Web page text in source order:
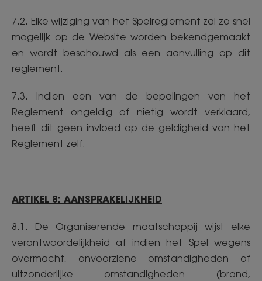
7.2. Elke wijziging van het Spelreglement zal zo snel
mogelijk op de Website worden bekendgemaakt
en wordt beschouwd als een aanvulling op dit
reglement.
7.3. Indien een van de bepalingen van het
Reglement ongeldig of nietig wordt verklaard,
heeft dit geen invloed op de geldigheid van het
Reglement zelf.
ARTIKEL 8: AANSPRAKELIJKHEID
8.1. De Organiserende maatschappij wijst elke
verantwoordelijkheid af indien het Spel wegens
overmacht, onvoorziene omstandigheden of
uitzonderlijke omstandigheden (brand,